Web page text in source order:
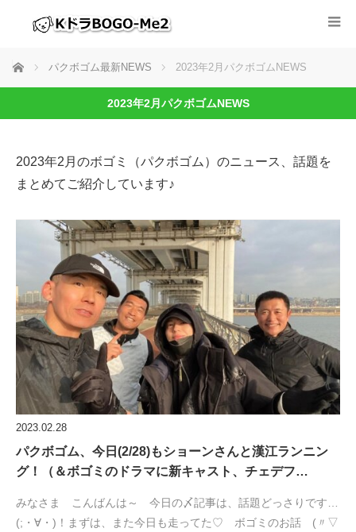
ホーム パクボゴム最新NEWS 2023年2月パクボゴムNEWS
2023年2月パクボゴムNEWS
2023年2月のボゴミ（パクボゴム）のニュース、話題を
まとめてご紹介しています♪
2023.02.28
パクボゴム、今日(2/28)もショーンさんと漢江ランニン
グ！（＆ボゴミのドラマに新キャスト、チェデフ…
みなさま こんばんは～ 今日の〆記事は、話題どっさりです…
(;・∀・)！まずは、また今日も走ってた♡ ボゴミのお話 (〃▽